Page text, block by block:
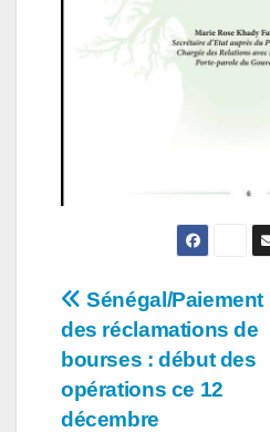
Navigation
de
l’article
Sénégal/Paiement
des réclamations de
bourses : début des
opérations ce 12
décembre